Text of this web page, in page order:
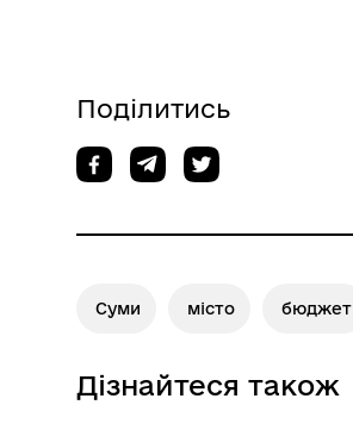
Поділитись
Суми місто бюджет
Дізнайтеся також